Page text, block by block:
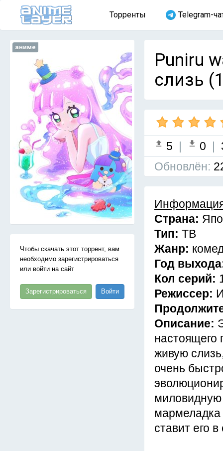
Торренты Telegram-
аниме
Чтобы скачать этот торрент, вам
необходимо зарегистрироваться
или войти на сайт
Зарегистрироваться Войти
Puniru
слизь
5 | 0 |
Обновлён:
Страна:
Тип: ТВ
Жанр:
Год
Кол серий:
Режиссер:
Описание:
настоящего
живую
очень
миловидную
мармеладка
ставит его